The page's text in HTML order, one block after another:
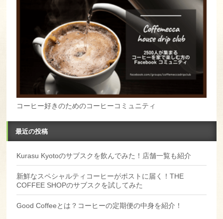
コーヒー好きのためのコーヒーコミュニティ
最近の投稿
Kurasu Kyotoのサブスクを飲んでみた！店舗一覧も紹介
新鮮なスペシャルティコーヒーがポストに届く！THE
COFFEE SHOPのサブスクを試してみた
Good Coffeeとは？コーヒーの定期便の中身を紹介！